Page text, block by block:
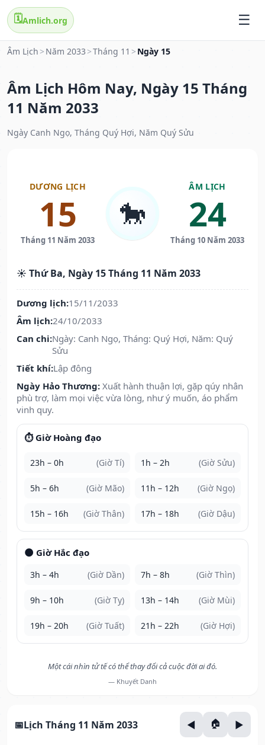
🗓️Amlich.org
Âm Lịch > Năm 2033 >Tháng 11 > Ngày 15
Âm Lịch Hôm Nay, Ngày 15 Tháng
11 Năm 2033
Ngày Canh Ngọ, Tháng Quý Hợi, Năm Quý Sửu
DƯƠNG LỊCH
15
Tháng 11 Năm 2033
🐎
ÂM LỊCH
24
Tháng 10 Năm 2033
☀️ Thứ Ba, Ngày 15 Tháng 11 Năm 2033
Dương lịch:15/11/2033
Âm lịch:24/10/2033
Can chi:Ngày: Canh Ngọ, Tháng: Quý Hợi, Năm: Quý
Sửu
Tiết khí:Lập đông
Ngày Hảo Thương: Xuất hành thuận lợi, gặp qúy nhân
phù trợ, làm mọi việc vừa lòng, như ý muốn, áo phẩm
vinh quy.
⏱️ Giờ Hoàng đạo
23h – 0h (Giờ Tí) 1h – 2h (Giờ Sửu)
5h – 6h (Giờ Mão) 11h – 12h (Giờ Ngọ)
15h – 16h (Giờ Thân) 17h – 18h (Giờ Dậu)
🌑 Giờ Hắc đạo
3h – 4h (Giờ Dần) 7h – 8h (Giờ Thìn)
9h – 10h (Giờ Tỵ) 13h – 14h (Giờ Mùi)
19h – 20h (Giờ Tuất) 21h – 22h (Giờ Hợi)
Một cái nhìn tử tế có thể thay đổi cả cuộc đời ai đó.
— Khuyết Danh
Lịch Tháng 11 Năm 2033